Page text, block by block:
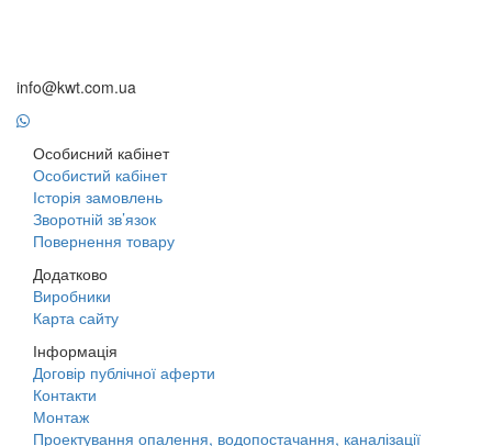
info@kwt.com.ua
Особисний кабінет
Особистий кабінет
Історія замовлень
Зворотній зв’язок
Повернення товару
Додатково
Виробники
Карта сайту
Інформація
Договір публічної аферти
Контакти
Монтаж
Проектування опалення, водопостачання, каналізації